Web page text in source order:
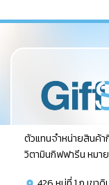
ตัวแทนจำหน่ายสินค้
วิตามินกิฟฟารีน หมา